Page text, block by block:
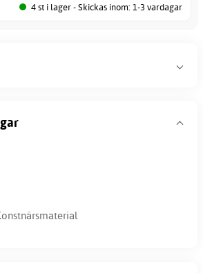
4 st i lager - Skickas inom: 1-3 vardagar